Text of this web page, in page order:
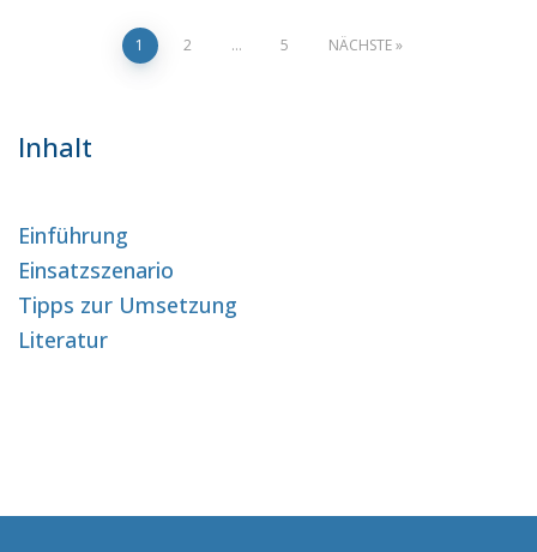
1 2 … 5 NÄCHSTE
Inhalt
Einführung
Einsatzszenario
Tipps zur Umsetzung
Literatur